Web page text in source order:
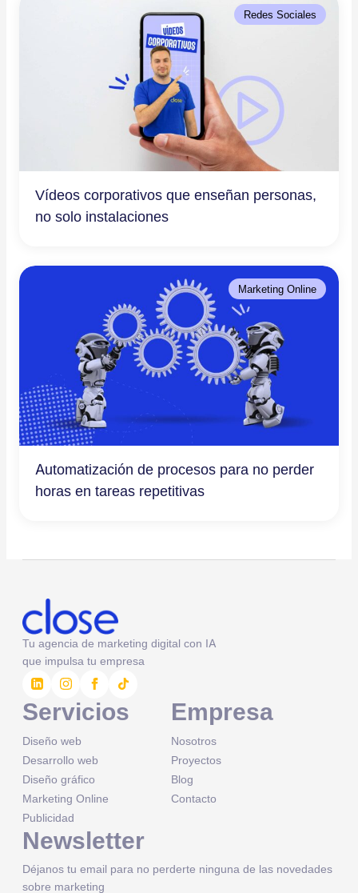
Redes Sociales
Vídeos corporativos que enseñan personas,
no solo instalaciones
Marketing Online
Automatización de procesos para no perder
horas en tareas repetitivas
Tu agencia de marketing digital con IA
que impulsa tu empresa
Servicios
Diseño web
Desarrollo web
Diseño gráfico
Marketing Online
Publicidad
Empresa
Nosotros
Proyectos
Blog
Contacto
Newsletter
Déjanos tu email para no perderte ninguna de las novedades
sobre marketing